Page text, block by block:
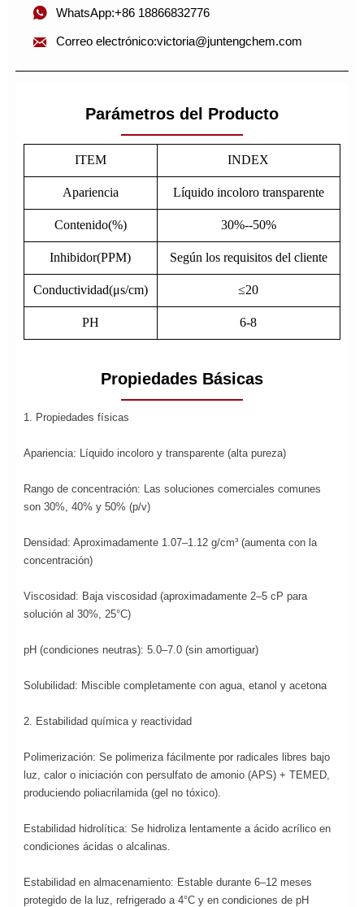
 WhatsApp:+86 18866832776
 Correo electrónico:victoria@juntengchem.com
Parámetros del Producto
ITEM INDEX
Apariencia Líquido incoloro transparente
Contenido(%) 30%--50%
Inhibidor(PPM) Según los requisitos del cliente
Conductividad(μs/cm) ≤20
PH 6-8
Propiedades Básicas
1. Propiedades físicas
Apariencia: Líquido incoloro y transparente (alta pureza)
Rango de concentración: Las soluciones comerciales comunes
son 30%, 40% y 50% (p/v)
Densidad: Aproximadamente 1.07–1.12 g/cm³ (aumenta con la
concentración)
Viscosidad: Baja viscosidad (aproximadamente 2–5 cP para
solución al 30%, 25°C)
pH (condiciones neutras): 5.0–7.0 (sin amortiguar)
Solubilidad: Miscible completamente con agua, etanol y acetona
2. Estabilidad química y reactividad
Polimerización: Se polimeriza fácilmente por radicales libres bajo
luz, calor o iniciación con persulfato de amonio (APS) + TEMED,
produciendo poliacrilamida (gel no tóxico).
Estabilidad hidrolítica: Se hidroliza lentamente a ácido acrílico en
condiciones ácidas o alcalinas.
Estabilidad en almacenamiento: Estable durante 6–12 meses
protegido de la luz, refrigerado a 4°C y en condiciones de pH